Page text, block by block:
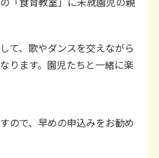
て、歌やダンスを交えながら
ります。園児たちと一緒に楽
ので、早めの申込みをお勧め